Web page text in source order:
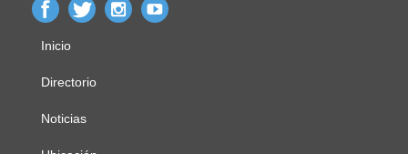
Menú
principal
Inicio
Directorio
Noticias